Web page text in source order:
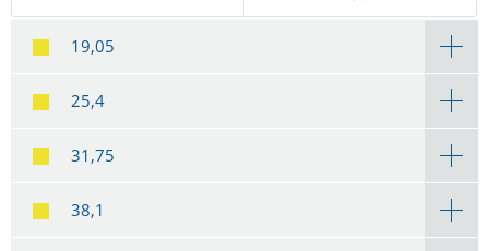
19,05
25,4
31,75
38,1